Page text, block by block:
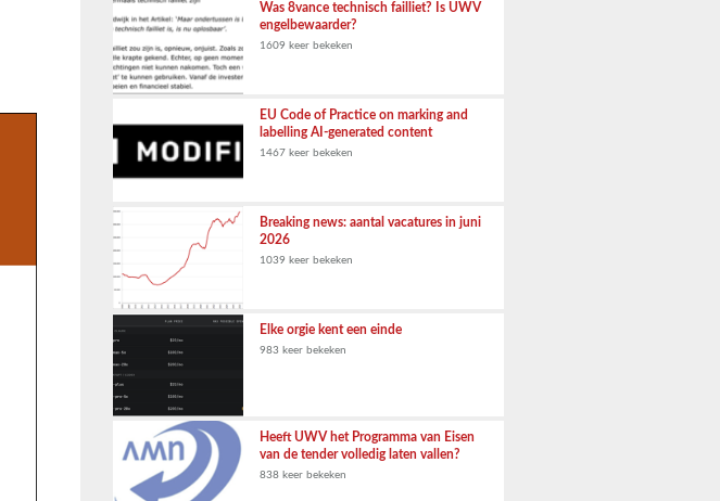
Was 8vance technisch failliet? Is UWV
engelbewaarder?
1609 keer bekeken
EU Code of Practice on marking and
labelling AI-generated content
1467 keer bekeken
Breaking news: aantal vacatures in juni
2026
1039 keer bekeken
Elke orgie kent een einde
983 keer bekeken
Heeft UWV het Programma van Eisen
van de tender volledig laten vallen?
838 keer bekeken